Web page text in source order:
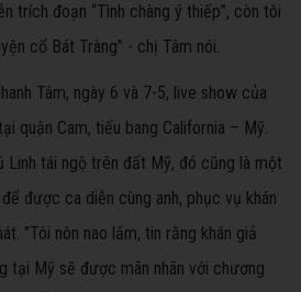
trích đoạn “Tình chàng ý thiếp”, còn tôi
cổ Bát Tràng” - chị Tâm nói.
Tâm, ngày 6 và 7-5, live show của
quận Cam, tiểu bang California – Mỹ.
Linh tái ngộ trên đất Mỹ, đó cũng là một
được ca diễn cùng anh, phục vụ khán
"Tôi nôn nao lắm, tin rằng khán giả
tại Mỹ sẽ được mãn nhãn với chương